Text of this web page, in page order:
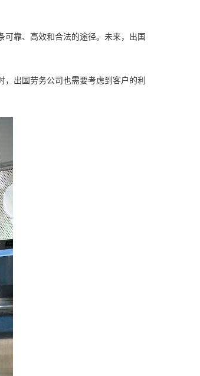
靠、高效和合法的途径。未来，出国
出国劳务公司也需要考虑到客户的利